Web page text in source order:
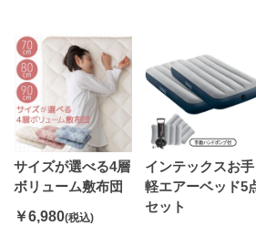
サイズが選べる4層
ボリューム敷布団
￥6,980(税込)
インテックスお手
軽エアーベッド5
セット